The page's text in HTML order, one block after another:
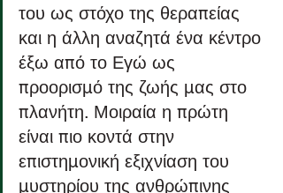
του ως στόχο της θεραπείας
και η άλλη αναζητά ένα κέντρο
έξω από το Εγώ ως
προορισμό της ζωής μας στο
πλανήτη. Μοιραία η πρώτη
είναι πιο κοντά στην
επιστημονική εξιχνίαση του
μυστηρίου της ανθρώπινης